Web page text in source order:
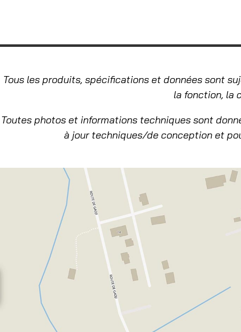
Tous les produits, spécifications et données sont
la fonction, la
Toutes photos et informations techniques sont
à jour techniques/de conception et